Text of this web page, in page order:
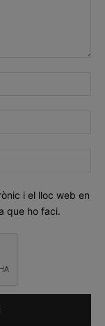
i el lloc web en
que ho faci.